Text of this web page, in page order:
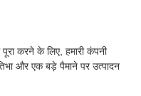
करने के लिए, हमारी कंपनी
और एक बड़े पैमाने पर उत्पादन